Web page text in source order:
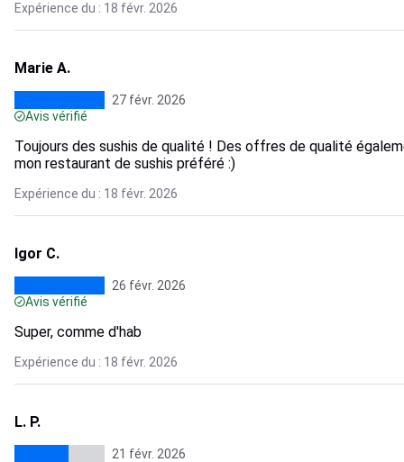
Expérience du : 18 févr. 2026
Marie A.
27 févr. 2026
Avis vérifié
Toujours des sushis de qualité ! Des offres de qualité
mon restaurant de sushis préféré :)
Expérience du : 18 févr. 2026
Igor C.
26 févr. 2026
Avis vérifié
Super, comme d'hab
Expérience du : 18 févr. 2026
L. P.
21 févr. 2026